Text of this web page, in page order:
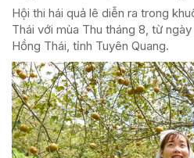
Hội thi hái quả lê diễn ra trong
Thái với mùa Thu tháng 8, từ
Hồng Thái, tỉnh Tuyên Quang.